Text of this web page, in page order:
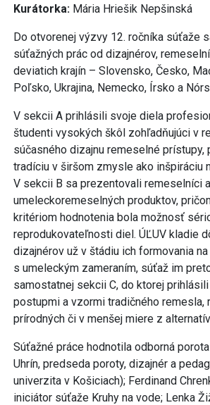
Kurátorka: Mária Hriešik Nepšinská
Do otvorenej výzvy 12. ročníka súťaže
súťažných prác od dizajnérov,
deviatich krajín – Slovensko, Česko,
Poľsko, Ukrajina, Nemecko, Írsko a
V sekcii A prihlásili svoje diela
študenti vysokých škôl zohľadňujúci v
súčasného dizajnu remeselné prístupy,
tradíciu v širšom zmysle ako inšpiráciu
V sekcii B sa prezentovali remeselníci
umeleckoremeselných produktov,
kritériom hodnotenia bola možnosť
reprodukovateľnosti diel. ÚĽUV kladie
dizajnérov už v štádiu ich formovania
s umeleckým zameraním, súťaž im
samostatnej sekcii C, do ktorej
postupmi a vzormi tradičného remesla,
prírodných či v menšej miere z
Súťažné práce hodnotila odborná
Uhrín, predseda poroty, dizajnér a
univerzita v Košiciach); Ferdinand
iniciátor súťaže Kruhy na vode; Lenka